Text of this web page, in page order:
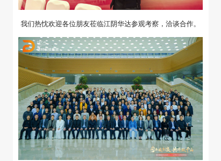
我们热忱欢迎各位朋友莅临江阴华达参观考察，洽谈合作。